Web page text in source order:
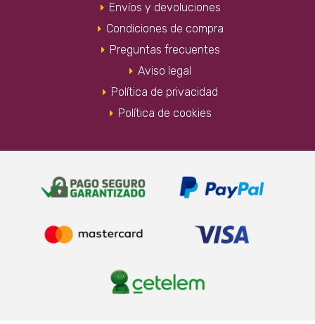
Envíos y devoluciones
Condiciones de compra
Preguntas frecuentes
Aviso legal
Política de privacidad
Política de cookies